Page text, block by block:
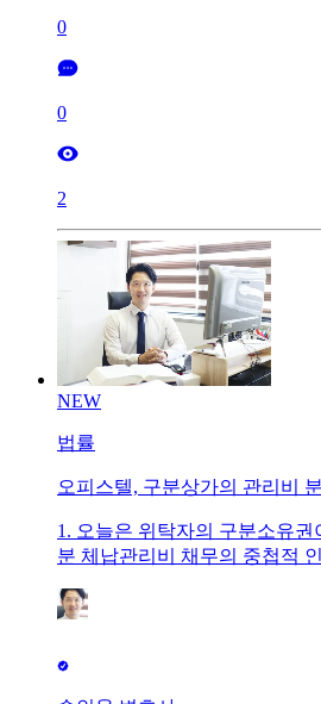
0
0
2
NEW
법률
오피스텔, 구분상가의 관리비
1. 오늘은 위탁자의 구분소유
분 체납관리비 채무의 중첩적
전 구분소유권자들의 공용부분
의 승계 및 신탁의 법리 등에